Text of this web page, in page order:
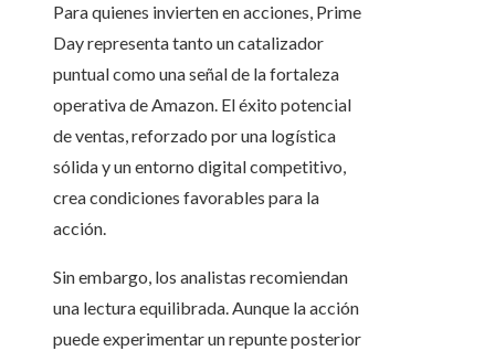
Para quienes invierten en acciones, Prime
Day representa tanto un catalizador
puntual como una señal de la fortaleza
operativa de Amazon. El éxito potencial
de ventas, reforzado por una logística
sólida y un entorno digital competitivo,
crea condiciones favorables para la
acción.
Sin embargo, los analistas recomiendan
una lectura equilibrada. Aunque la acción
puede experimentar un repunte posterior